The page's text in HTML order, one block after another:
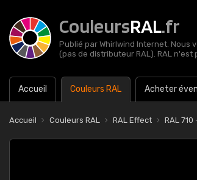
CouleursRAL.fr
Publié par Whirlwind Internet. Nous
(pas de distributeur RAL). RAL
Accueil Couleurs RAL Acheter
Accueil Couleurs RAL RAL Effect RAL 710